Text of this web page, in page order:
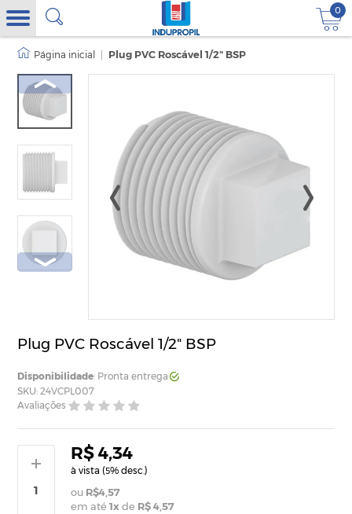
0
Plug PVC Roscável 1/2" BSP
Plug PVC Roscável 1/2" BSP
Disponibilidade: Pronta entrega
SKU: 24VCPL007
Avaliações
R$ 4,34
à vista (5% desc.)
R$4,57
em até1x de R$ 4,57